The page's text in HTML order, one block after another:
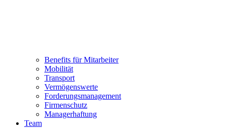
Benefits für Mitarbeiter
Mobilität
Transport
Vermögenswerte
Forderungsmanagement
Firmenschutz
Managerhaftung
Team